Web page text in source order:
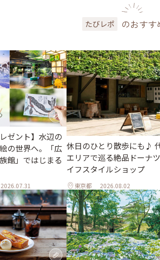
たびレポ のおすす
ゼント】水辺の
の世界へ。「広
館」ではじまる
2026.07.31
休日のひとり散歩にも♪
エリアで巡る絶品ドーナ
イフスタイルショップ
東京都 2026.08.02